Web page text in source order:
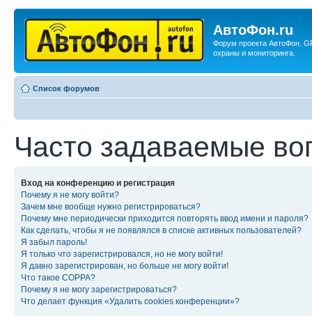
АвтоФон.ru
Форум проекта АвтоФон.
охраны и мониторинга.
Список форумов
Часто задаваемые
Вход на конференцию и регистрация
Почему я не могу войти?
Зачем мне вообще нужно регистрироваться?
Почему мне периодически приходится повторять ввод имени и пароля?
Как сделать, чтобы я не появлялся в списке активных пользователей?
Я забыл пароль!
Я только что зарегистрировался, но не могу войти!
Я давно зарегистрирован, но больше не могу войти!
Что такое COPPA?
Почему я не могу зарегистрироваться?
Что делает функция «Удалить cookies конференции»?